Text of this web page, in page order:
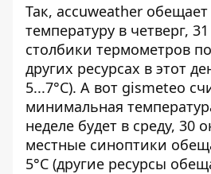
Так, accuweather
температуру в четверг,
столбики термометров
других ресурсах в этот
5...7°C). А вот gismeteo
минимальная
неделе будет в среду, 30
местные синоптики
5°C (другие ресурсы